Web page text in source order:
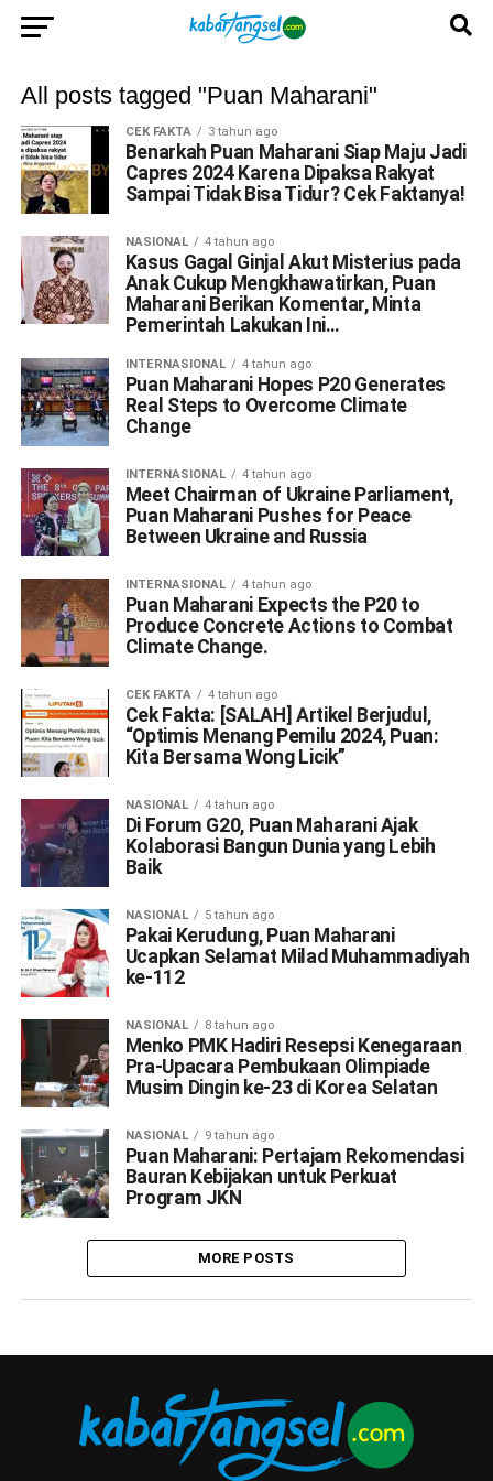
All posts tagged "Puan Maharani"
CEK FAKTA 3 tahun ago
Benarkah Puan Maharani Siap Maju Jadi
Capres 2024 Karena Dipaksa Rakyat
Sampai Tidak Bisa Tidur? Cek Faktanya!
NASIONAL 4 tahun ago
Kasus Gagal Ginjal Akut Misterius pada
Anak Cukup Mengkhawatirkan, Puan
Maharani Berikan Komentar, Minta
Pemerintah Lakukan Ini…
INTERNASIONAL 4 tahun ago
Puan Maharani Hopes P20 Generates
Real Steps to Overcome Climate
Change
INTERNASIONAL 4 tahun ago
Meet Chairman of Ukraine Parliament,
Puan Maharani Pushes for Peace
Between Ukraine and Russia
INTERNASIONAL 4 tahun ago
Puan Maharani Expects the P20 to
Produce Concrete Actions to Combat
Climate Change.
CEK FAKTA 4 tahun ago
Cek Fakta: [SALAH] Artikel Berjudul,
“Optimis Menang Pemilu 2024, Puan:
Kita Bersama Wong Licik”
NASIONAL 4 tahun ago
Di Forum G20, Puan Maharani Ajak
Kolaborasi Bangun Dunia yang Lebih
Baik
NASIONAL 5 tahun ago
Pakai Kerudung, Puan Maharani
Ucapkan Selamat Milad Muhammadiyah
ke-112
NASIONAL 8 tahun ago
Menko PMK Hadiri Resepsi Kenegaraan
Pra-Upacara Pembukaan Olimpiade
Musim Dingin ke-23 di Korea Selatan
NASIONAL 9 tahun ago
Puan Maharani: Pertajam Rekomendasi
Bauran Kebijakan untuk Perkuat
Program JKN
MORE POSTS